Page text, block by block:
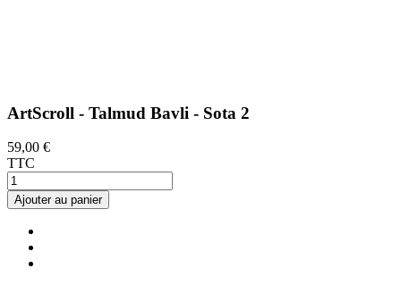
ArtScroll - Talmud Bavli - Sota 2
59,00 €
TTC
Ajouter au panier